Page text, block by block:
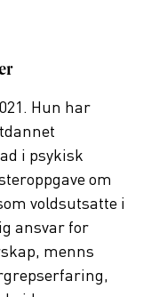
Hun har
i psykisk
om
voldsutsatte i
ansvar for
menns